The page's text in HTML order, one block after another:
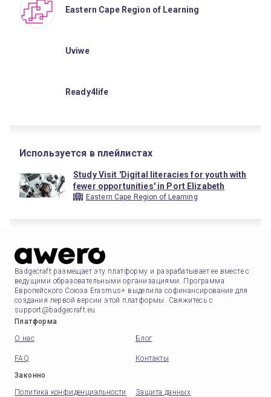
Eastern Cape Region of Learning
Uviwe
Ready4life
Используется в плейлистах
Study Visit 'Digital literacies for youth with
fewer opportunities' in Port Elizabeth
Eastern Cape Region of Learning
Badgecraft размещает эту платформу и разрабатывает ее вместе с
ведущими образовательными организациями. Программа
Европейского Союза Erasmus+ выделила софинансирование для
создания первой версии этой платформы. Свяжитесь с
support@badgecraft.eu.
Платформа
О нас
Блог
FAQ
Контакты
Законно
Политика конфиденциальности
Защита данных